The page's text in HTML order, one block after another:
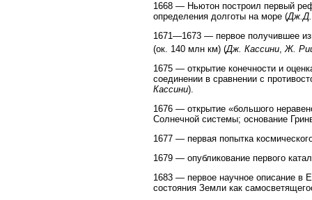
1668 — Ньютон построил первый
определения долготы на море (Дж.Д.
1671—1673 — первое получившее
(ок. 140 млн км) (Дж. Кассини Ж.
1675 — открытие конечности и
соединении в сравнении с
Кассини).
1676 — открытие «большого
Солнечной системы; основание
1677 — первая попытка
1679 — опубликование первого
1683 — первое научное описание в
состояния Земли как